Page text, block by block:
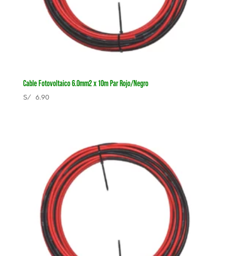
Cable Fotovoltaico 6.0mm2 x 10m Par Rojo/Negro
S/6.90